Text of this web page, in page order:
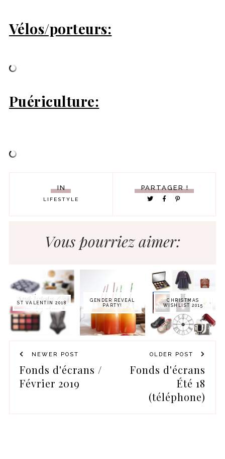
Vélos/porteurs:
Puériculture:
PARTAGER !
IN
LIFESTYLE
Vous pourriez aimer:
ST VALENTIN 2018
GENDER REVEAL
PARTY!
CHRISTMAS
WISHLIST 2015
NEWER POST
Fonds d'écrans /
Février 2019
OLDER POST
Fonds d'écrans
Été 18
(téléphone)